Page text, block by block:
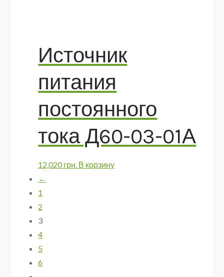
Источник
питания
постоянного
тока Д60-03-01А
12,020грн. В корзину
←
1
2
3
4
5
6